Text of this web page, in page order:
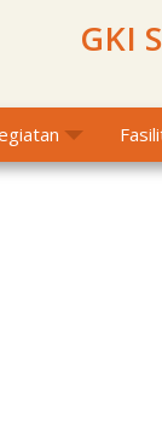
GKI